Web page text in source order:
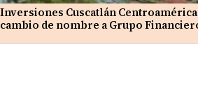
Inversiones Cuscatlán
cambio de nombre a Grupo